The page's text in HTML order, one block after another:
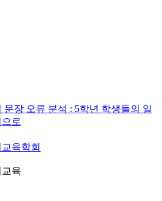
장 오류 분석 : 5학년 학생들의 일
로
육학회
육